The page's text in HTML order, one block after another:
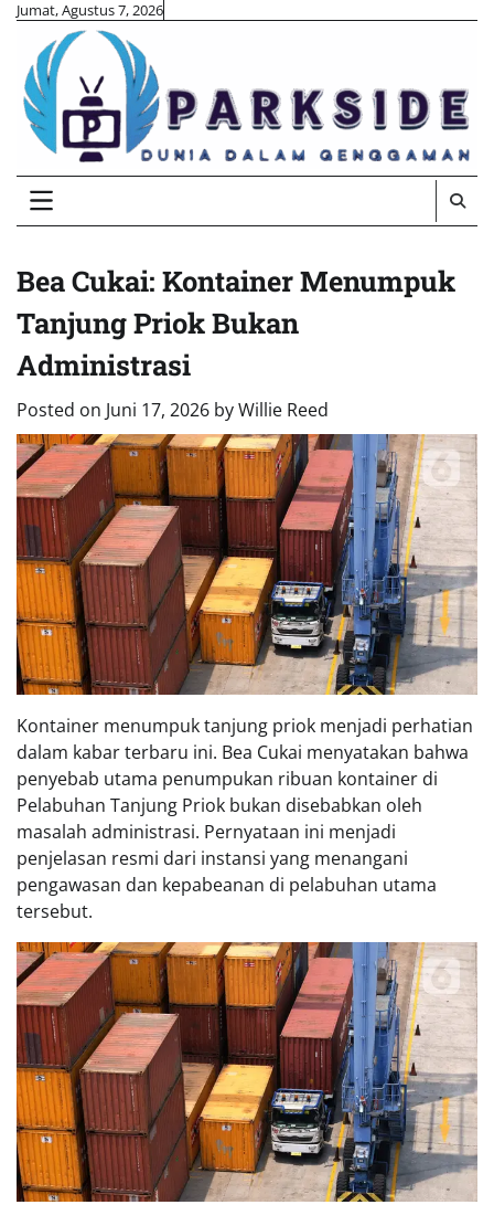
Skip
content
Jumat, Agustus 7, 2026
Bea Cukai: Kontainer Menumpuk
Tanjung Priok Bukan
Administrasi
Posted on Juni 17, 2026 byWillie Reed
Kontainer menumpuk tanjung priok menjadi perhatian
dalam kabar terbaru ini. Bea Cukai menyatakan bahwa
penyebab utama penumpukan ribuan kontainer di
Pelabuhan Tanjung Priok bukan disebabkan oleh
masalah administrasi. Pernyataan ini menjadi
penjelasan resmi dari instansi yang menangani
pengawasan dan kepabeanan di pelabuhan utama
tersebut.